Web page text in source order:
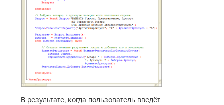
В результате, когда пользователь введёт